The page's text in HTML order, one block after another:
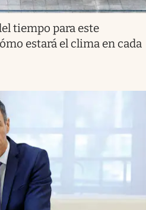
tiempo para este
estará el clima en cada